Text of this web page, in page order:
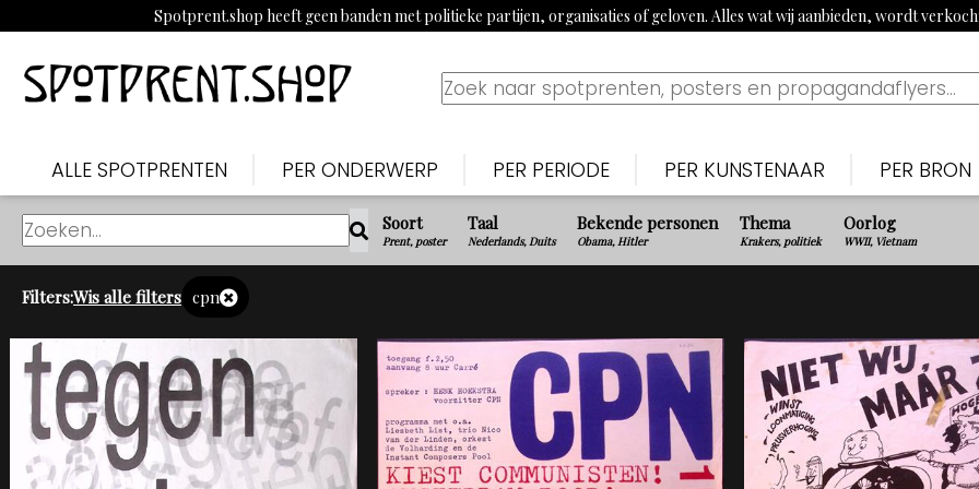
Spotprent.shop heeft geen banden met politieke partijen, organisaties of geloven. Alles wat wij aanbieden, wordt
ALLE SPOTPRENTEN PER ONDERWERP PER PERIODE
Bekijk tijdslijn
1900-1915: Begin 20e eeuw
1920-1939: Aanloop Tweede Wereldoorlog
1940-1945: Tweede Wereldoorlog
1960s: Propaganda uit China
1970-1980: Activistisch jaren 70 & 80
PER KUNSTENAAR
Nederlands
Piet van der Hem
Willy Sluiter
Tjerk Bottema
Jan van Wijk
George van Raemdonck
PER BRON
Nederlands
De
Vrijheid,
Paraat
Uiltje
Soort
Prent, poster
Taal
Nederlands, Duits
Bekende personen
Obama, Hitler
Thema
Krakers, politiek
Oorlog
WWII, Vietnam
Filters:Wis alle filters cpn